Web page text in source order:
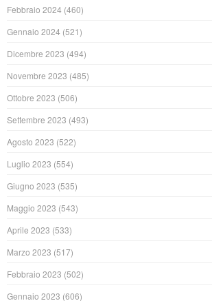
Febbraio 2024 (460)
Gennaio 2024 (521)
Dicembre 2023 (494)
Novembre 2023 (485)
Ottobre 2023 (506)
Settembre 2023 (493)
Agosto 2023 (522)
Luglio 2023 (554)
Giugno 2023 (535)
Maggio 2023 (543)
Aprile 2023 (533)
Marzo 2023 (517)
Febbraio 2023 (502)
Gennaio 2023 (606)